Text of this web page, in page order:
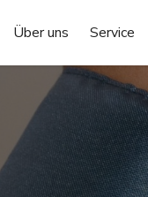
Über uns Service